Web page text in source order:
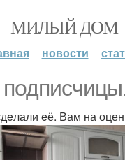
МИЛЫЙ ДОМ
новости
eё. Вам на